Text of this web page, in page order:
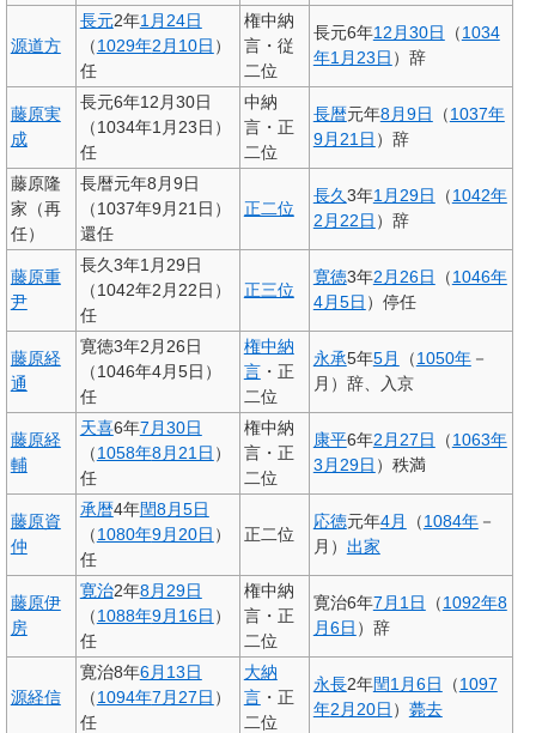
源道方
長元2年1月24日
（1029年2月10日 ）
任
権中納
言・従
二位
長元6年12月30日 （1034
年1月23日 ）辞
藤原実
成
長元6年12月30日
（1034年1月23日）
任
中納
言・正
二位
長暦元年8月9日 （1037年
9月21日 ）辞
藤原隆
家（再
任）
長暦元年8月9日
（1037年9月21日）
還任
正二位
長久3年1月29日 （1042年
2月22日 ）辞
藤原重
尹
長久3年1月29日
（1042年2月22日）
任
正三位
寛徳3年2月26日 （1046年
4月5日 ）停任
藤原経
通
寛徳3年2月26日
（1046年4月5日）
任
権中納
言・正
二位
永承5年5月 （1050年－
月）辞、入京
藤原経
輔
天喜6年7月30日
（1058年8月21日 ）
任
権中納
言・正
二位
康平6年2月27日 （1063年
3月29日 ）秩満
藤原資
仲
承暦4年閏8月5日
（1080年9月20日 ）
任
正二位
応徳元年4月 （1084年－
月） 出家
藤原伊
房
寛治2年8月29日
（1088年9月16日 ）
任
権中納
言・正
二位
寛治6年7月1日 （1092年8
月6日 ）辞
源経信
寛治8年6月13日
（1094年7月27日 ）
任
大納
言・正
二位
永長2年閏1月6日 （1097
年2月20日 ） 薨去